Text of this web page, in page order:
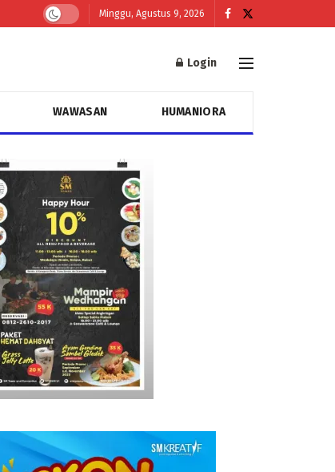
Minggu, Agustus 9, 2026
Login
WAWASAN HUMANIORA